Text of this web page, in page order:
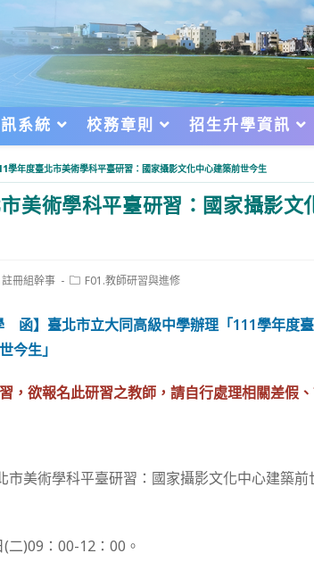
系統 校務章則 招生升學資訊
學年度臺北市美術學科平臺研習：國家攝影文化中心建築前世今生
美術學科平臺研習：國家攝影文
註冊組幹事
PostF01.教師研習與進修
函】臺北市立大同高級中學辦理「111學年度
今生」
，欲報名此研習之教師，請自行處理相關差假、
市美術學科平臺研習：國家攝影文化中心建築
二)09：00-12：00。